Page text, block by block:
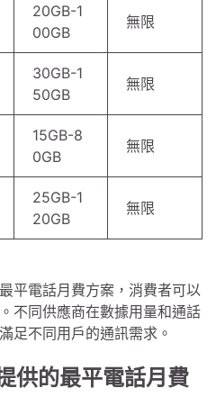
20GB-1
00GB
無限
30GB-1
50GB
無限
15GB-8
0GB
無限
25GB-1
20GB
無限
平電話月費方案，消費者可以
不同供應商在數據用量和通話
足不同用戶的通訊需求。
的最平電話月費